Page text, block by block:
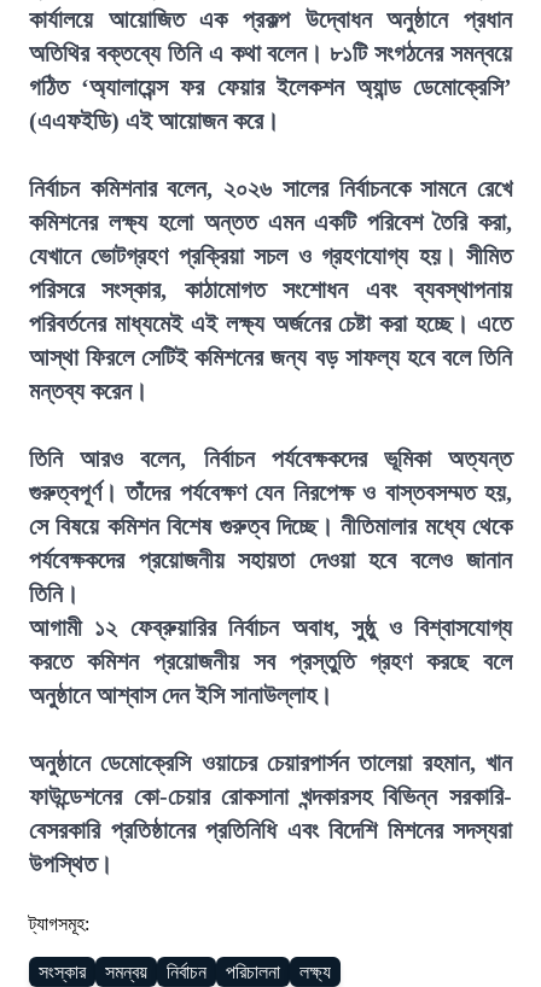
কার্যালয়ে আয়োজিত এক প্রকল্প উদ্বোধন অনুষ্ঠানে প্রধান
অতিথির বক্তব্যে তিনি এ কথা বলেন। ৮১টি সংগঠনের সমন্বয়ে
গঠিত ‘অ্যালায়েন্স ফর ফেয়ার ইলেকশন অ্যান্ড ডেমোক্রেসি’
(এএফইডি) এই আয়োজন করে।
নির্বাচন কমিশনার বলেন, ২০২৬ সালের নির্বাচনকে সামনে রেখে
কমিশনের লক্ষ্য হলো অন্তত এমন একটি পরিবেশ তৈরি করা,
যেখানে ভোটগ্রহণ প্রক্রিয়া সচল ও গ্রহণযোগ্য হয়। সীমিত
পরিসরে সংস্কার, কাঠামোগত সংশোধন এবং ব্যবস্থাপনায়
পরিবর্তনের মাধ্যমেই এই লক্ষ্য অর্জনের চেষ্টা করা হচ্ছে। এতে
আস্থা ফিরলে সেটিই কমিশনের জন্য বড় সাফল্য হবে বলে তিনি
মন্তব্য করেন।
তিনি আরও বলেন, নির্বাচন পর্যবেক্ষকদের ভূমিকা অত্যন্ত
গুরুত্বপূর্ণ। তাঁদের পর্যবেক্ষণ যেন নিরপেক্ষ ও বাস্তবসম্মত হয়,
সে বিষয়ে কমিশন বিশেষ গুরুত্ব দিচ্ছে। নীতিমালার মধ্যে থেকে
পর্যবেক্ষকদের প্রয়োজনীয় সহায়তা দেওয়া হবে বলেও জানান
তিনি।
আগামী ১২ ফেব্রুয়ারির নির্বাচন অবাধ, সুষ্ঠু ও বিশ্বাসযোগ্য
করতে কমিশন প্রয়োজনীয় সব প্রস্তুতি গ্রহণ করছে বলে
অনুষ্ঠানে আশ্বাস দেন ইসি সানাউল্লাহ।
অনুষ্ঠানে ডেমোক্রেসি ওয়াচের চেয়ারপার্সন তালেয়া রহমান, খান
ফাউন্ডেশনের কো-চেয়ার রোকসানা খন্দকারসহ বিভিন্ন সরকারি-
বেসরকারি প্রতিষ্ঠানের প্রতিনিধি এবং বিদেশি মিশনের সদস্যরা
উপস্থিত।
ট্যাগসমূহ:
সংস্কার সমন্বয় নির্বাচন পরিচালনা লক্ষ্য